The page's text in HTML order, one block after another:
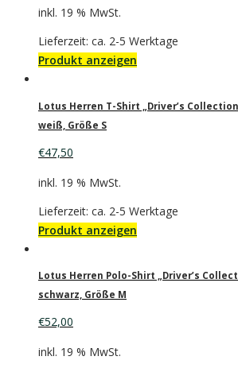
inkl. 19 % MwSt.
Lieferzeit: ca. 2-5 Werktage
Produkt anzeigen
Lotus Herren T-Shirt „Driver’s
weiß, Größe S
€47,50
inkl. 19 % MwSt.
Lieferzeit: ca. 2-5 Werktage
Produkt anzeigen
Lotus Herren Polo-Shirt „Driver’s
schwarz, Größe M
€52,00
inkl. 19 % MwSt.